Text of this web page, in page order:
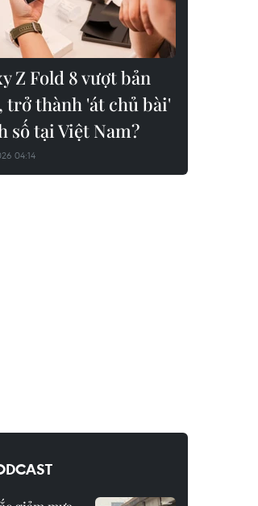
Z Fold 8 vượt bản
trở thành 'át chủ bài'
số tại Việt Nam?
04:14